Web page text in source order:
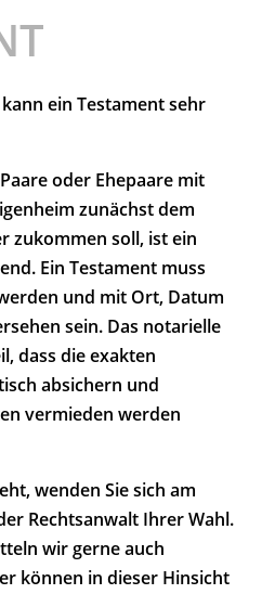
ein Testament sehr
oder Ehepaare mit
zunächst dem
zukommen soll, ist ein
Ein Testament muss
und mit Ort, Datum
sein. Das notarielle
dass die exakten
absichern und
vermieden werden
wenden Sie sich am
Rechtsanwalt Ihrer Wahl.
wir gerne auch
können in dieser Hinsicht